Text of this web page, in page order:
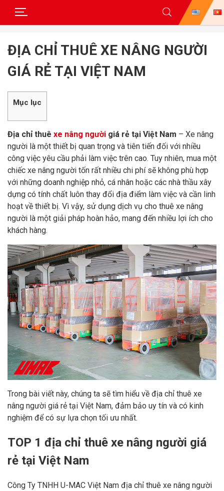
content
ĐỊA CHỈ THUÊ XE NÂNG NGƯỜI
GIÁ RẺ TẠI VIỆT NAM
Mục lục
Địa chỉ thuê xe nâng người giá rẻ tại Việt Nam – Xe nâng
người là một thiết bị quan trọng và tiên tiến đối với nhiều
công việc yêu cầu phải làm việc trên cao. Tuy nhiên, mua một
chiếc xe nâng người tốn rất nhiều chi phí sẽ không phù hợp
với những doanh nghiệp nhỏ, cá nhân hoặc các nhà thầu xây
dựng có tính chất luôn thay đổi địa điểm làm việc và cần linh
hoạt về thiết bị. Vì vậy, sử dụng dịch vụ cho thuê xe nâng
người là một giải pháp hoàn hảo, mang đến nhiều lợi ích cho
khách hàng.
Trong bài viết này, chúng ta sẽ tìm hiểu về địa chỉ thuê xe
nâng người giá rẻ tại Việt Nam, đảm bảo uy tín và có kinh
nghiệm để có sự lựa chọn tối ưu nhất.
TOP 1 địa chỉ thuê xe nâng người giá
rẻ tại Việt Nam
Công Ty TNHH U-MAC Việt Nam địa chỉ thuê xe nâng người